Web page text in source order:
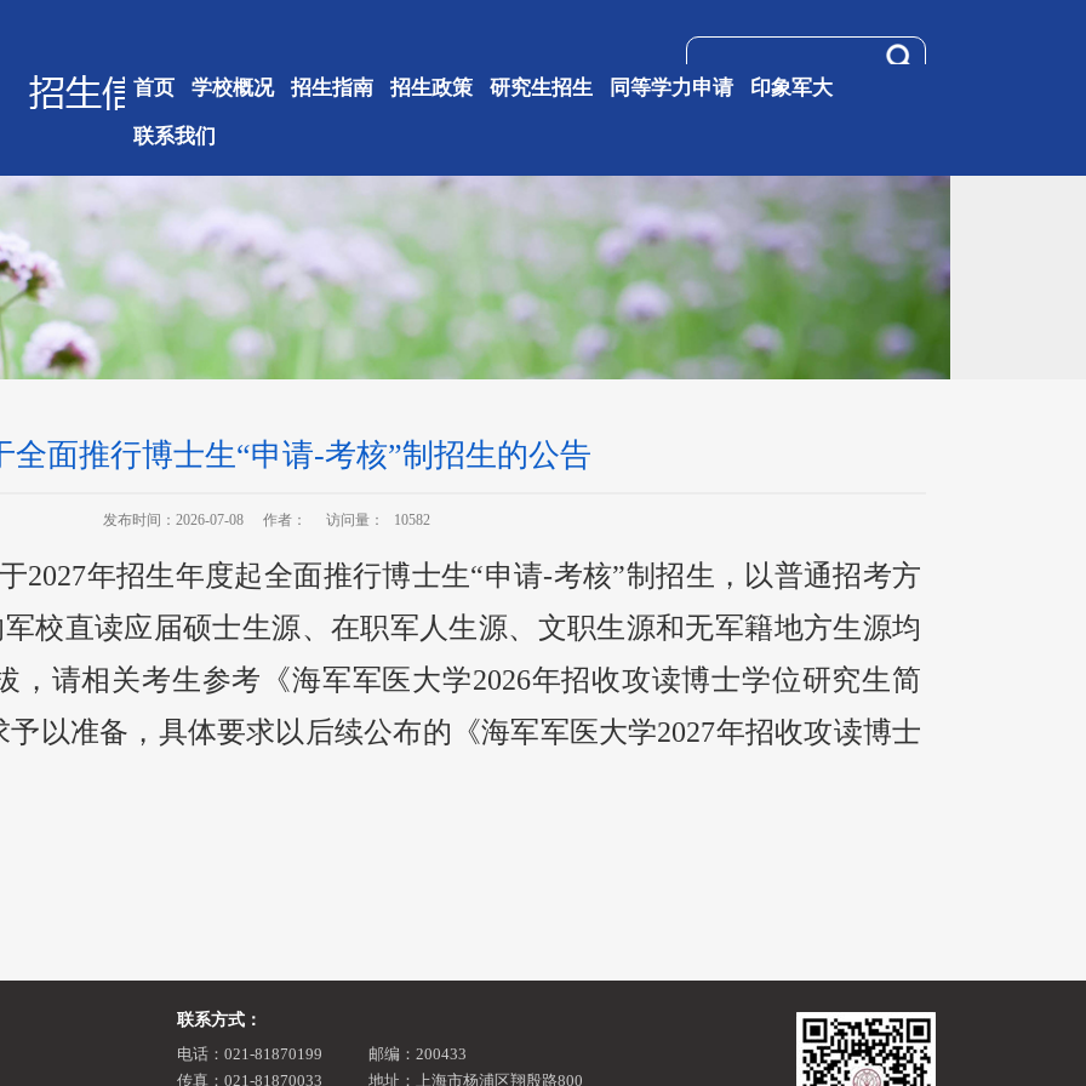
首页 学校概况 招生指南 招生政策 研究生招生 同等学力申请 印象军大
联系我们
全面推行博士生“申请-考核”制招生的公告
发布时间：2026-07-08 作者： 访问量： 10582
2027年招生年度起全面推行博士生“申请-考核”制招生，以普通招考方
校直读应届硕士生源、在职军人生源、文职生源和无军籍地方生源均
，请相关考生参考《海军军医大学2026年招收攻读博士学位研究生简
予以准备，具体要求以后续公布的《海军军医大学2027年招收攻读博士
联系方式：
电话：021-81870199
邮编：200433
传真：021-81870033
地址：上海市杨浦区翔殷路800